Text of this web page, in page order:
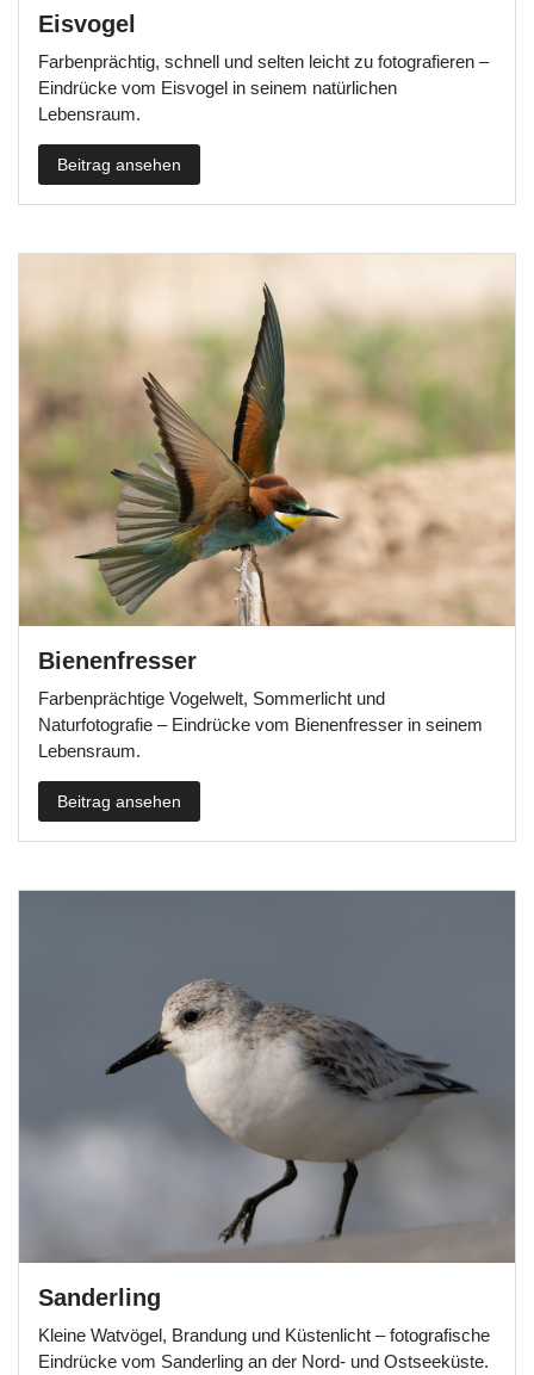
Eisvogel
Farbenprächtig, schnell und selten leicht zu fotografieren –
Eindrücke vom Eisvogel in seinem natürlichen
Lebensraum.
Beitrag ansehen
Bienenfresser
Farbenprächtige Vogelwelt, Sommerlicht und
Naturfotografie – Eindrücke vom Bienenfresser in seinem
Lebensraum.
Beitrag ansehen
Sanderling
Kleine Watvögel, Brandung und Küstenlicht – fotografische
Eindrücke vom Sanderling an der Nord- und Ostseeküste.